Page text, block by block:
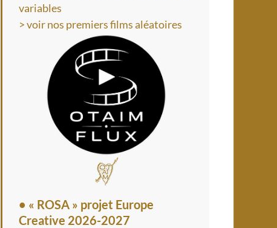
variables
> voir nos premiers films aléatoires
• « ROSA » projet Europe
Creative 2026-2027